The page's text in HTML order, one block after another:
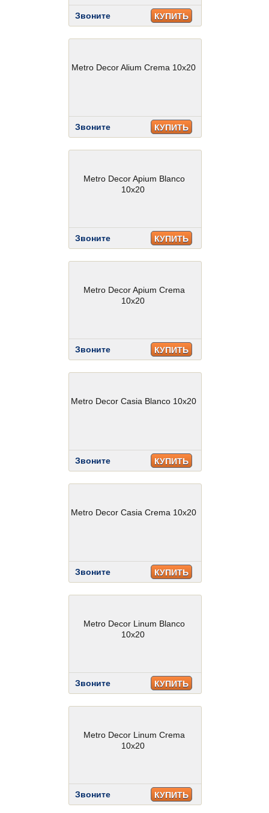
Звоните КУПИТЬ
Metro Decor Alium Crema 10x20
Звоните КУПИТЬ
Metro Decor Apium Blanco
10x20
Звоните КУПИТЬ
Metro Decor Apium Crema
10x20
Звоните КУПИТЬ
Metro Decor Casia Blanco 10x20
Звоните КУПИТЬ
Metro Decor Casia Crema 10x20
Звоните КУПИТЬ
Metro Decor Linum Blanco
10x20
Звоните КУПИТЬ
Metro Decor Linum Crema
10x20
Звоните КУПИТЬ